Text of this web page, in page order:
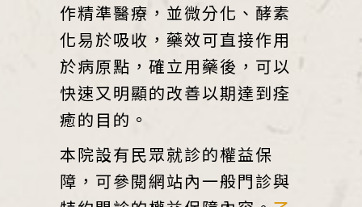
作精準醫療，並微分化、酵素
化易於吸收，藥效可直接作用
於病原點，確立用藥後，可以
快速又明顯的改善以期達到痊
癒的目的。
本院設有民眾就診的權益保
障，可參閱網站內一般門診與